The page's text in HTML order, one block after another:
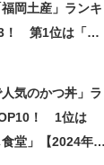
岡土産」ランキ
！ 第1位は「博
人気のかつ丼」ラ
！ 1位は
食堂」【2024年8